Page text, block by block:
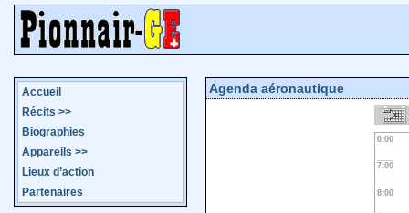
Accueil
Récits >>
Biographies
Appareils >>
Lieux d’action
Partenaires
Agenda aéronautique
0:00
7:00
8:00